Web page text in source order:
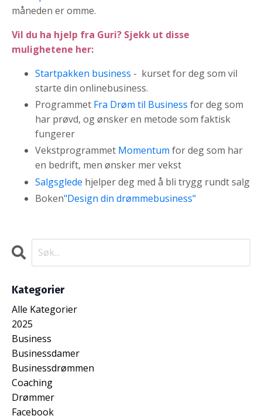
måneden er omme.
Vil du ha hjelp fra Guri? Sjekk ut disse
mulighetene her:
Startpakken business - kurset for deg som vil
starte din onlinebusiness.
Programmet Fra Drøm til Business for deg som
har prøvd, og ønsker en metode som faktisk
fungerer
Vekstprogrammet Momentum for deg som har
en bedrift, men ønsker mer vekst
Salgsglede hjelper deg med å bli trygg rundt salg
Boken"Design din drømmebusiness"
Kategorier
Alle Kategorier
2025
Business
Businessdamer
Businessdrømmen
Coaching
Drømmer
Facebook